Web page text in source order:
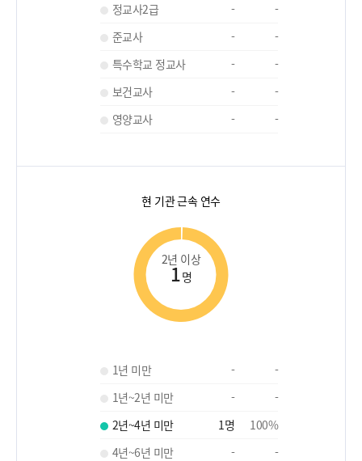
정교사2급
-
-
준교사
-
-
특수학교 정교사
-
-
보건교사
-
-
영양교사
- -
현 기관 근속 연수
2년 이상
1명
1년 미만 -
-
1년~2년 미만
-
-
2년~4년 미만
1명 100%
4년~6년 미만
-
-